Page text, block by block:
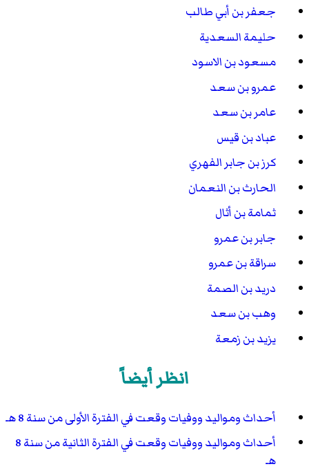
جعفر بن أبي طالب
حليمة السعدية
مسعود بن الاسود
عمرو بن سعد
عامر بن سعد
عباد بن قيس
كرز بن جابر الفهري
الحارث بن النعمان
ثمامة بن أثال
جابر بن عمرو
سراقة بن عمرو
دريد بن الصمة
وهب بن سعد
يزيد بن زمعة
انظر أيضاً
أحداث ومواليد ووفيات وقعت في الفترة الأولى من سنة 8 هـ
أحداث ومواليد ووفيات وقعت في الفترة الثانية من سنة 8
هـ